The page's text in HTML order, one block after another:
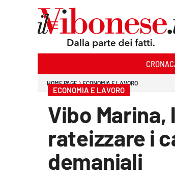
HOME PAGE ECONOMIA E LAVORO
ECONOMIA E LAVORO
Vibo
rateizzare i
demaniali